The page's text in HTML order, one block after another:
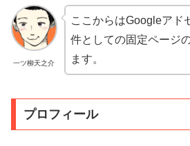
一ツ柳天之介
ここからはGoogleアド
件としての固定ページ
ます。
プロフィール